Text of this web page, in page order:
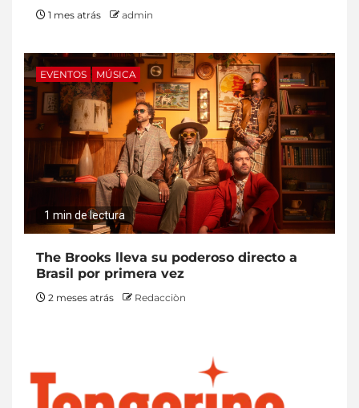
1 mes atrás admin
EVENTOS MÚSICA
1 min de lectura
The Brooks lleva su poderoso directo a
Brasil por primera vez
2 meses atrás Redacciòn